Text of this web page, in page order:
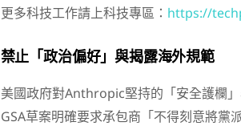
更多科技工作請上科技專區： https://
禁止「政治偏好」與揭露海外規範
美國政府對Anthropic堅持的「安全護欄
GSA草案明確要求承包商「不得刻意將黨